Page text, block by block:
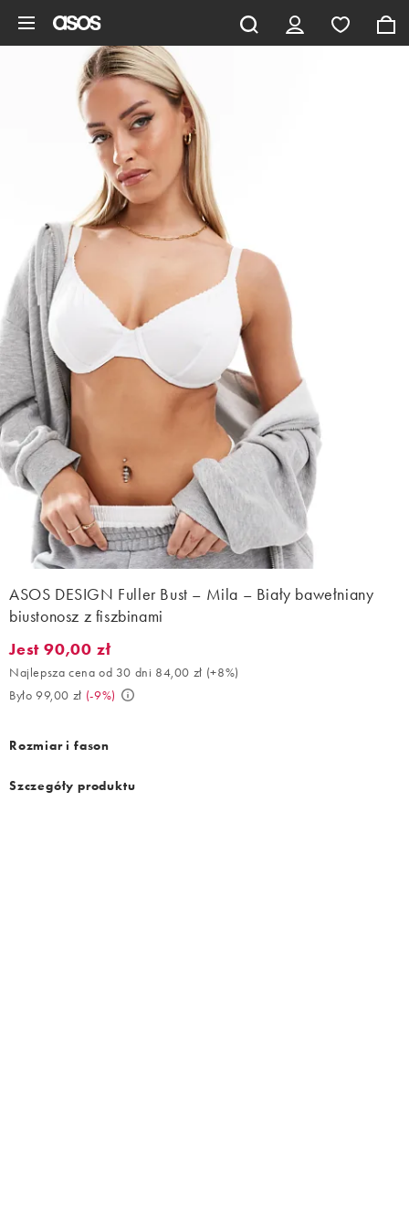
ASOS DESIGN Fuller Bust – Mila – Biały bawełniany
biustonosz z fiszbinami
Jest 90,00 zł. Najlepsza cena od 30 dni 84,00 zł (+8%). Było
Jest 90,00 zł
Najlepsza cena od 30 dni 84,00 zł (+8%)
Było 99,00 zł (-9%)
Rozmiar i fason
Szczegóły produktu